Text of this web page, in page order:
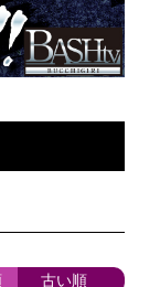
古い順